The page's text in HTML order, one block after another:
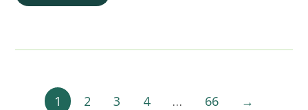
1 2 3 4 … 66 →